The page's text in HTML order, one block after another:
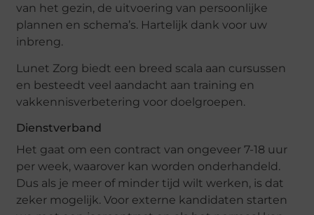
van het gezin, de uitvoering van persoonlijke
plannen en schema’s. Hartelijk dank voor uw
inbreng.
Lunet Zorg biedt een breed scala aan cursussen
en besteedt veel aandacht aan training en
vakkennisverbetering voor doelgroepen.
Dienstverband
Het gaat om een ​​contract van ongeveer 7-18 uur
per week, waarover kan worden onderhandeld.
Dus als je meer of minder tijd wilt werken, is dat
zeker mogelijk. Voor externe kandidaten starten